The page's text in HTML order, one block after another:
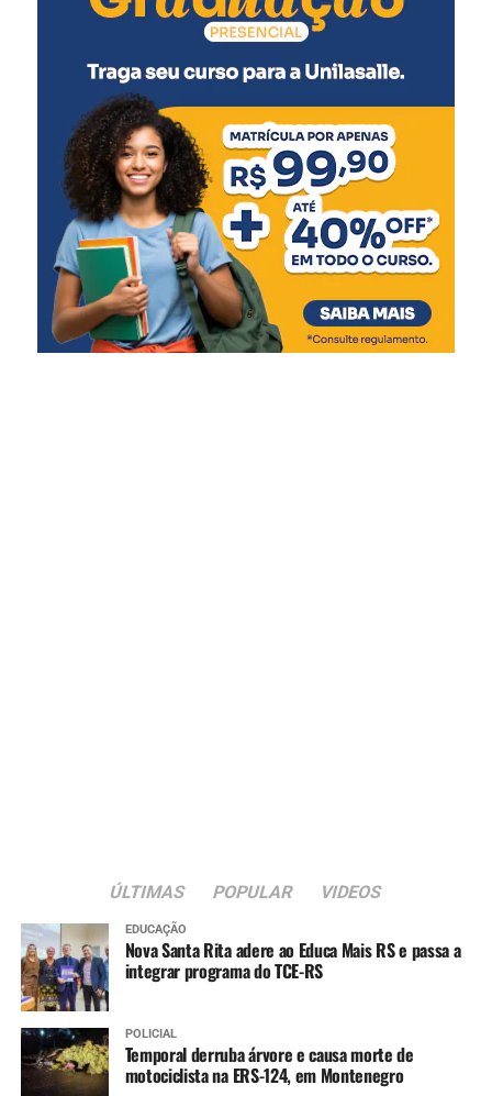
ÚLTIMAS POPULAR VIDEOS
EDUCAÇÃO
Nova Santa Rita adere ao Educa Mais RS e passa a
integrar programa do TCE-RS
POLICIAL
Temporal derruba árvore e causa morte de
motociclista na ERS-124, em Montenegro